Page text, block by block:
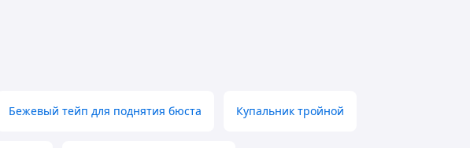
Бежевый тейп для поднятия бюста Купальник тройной